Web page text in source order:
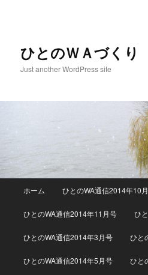
ひとのＷＡづくり
Just another WordPress site
メインコンテンツへ移動
サブコンテンツへ移動
ホーム ひとのWA通信2014年10
ひとのWA通信2014年11月号 ひ
ひとのWA通信2014年3月号 ひと
ひとのWA通信2014年5月号 ひと